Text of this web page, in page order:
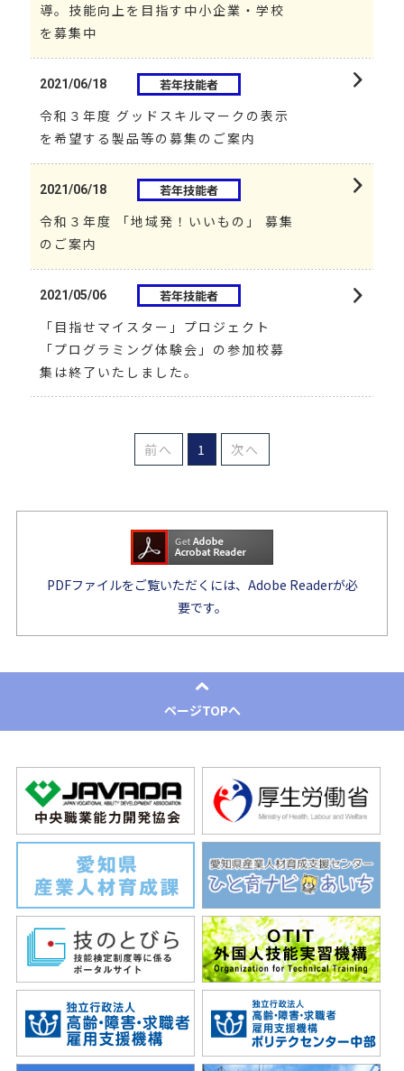
導。技能向上を目指す中小企業・学校
を募集中
2021/06/18 若年技能者
令和３年度 グッドスキルマークの表示
を希望する製品等の募集のご案内
2021/06/18 若年技能者
令和３年度 「地域発！いいもの」 募集
のご案内
2021/05/06 若年技能者
「目指せマイスター」プロジェクト
「プログラミング体験会」の参加校募
集は終了いたしました。
前へ 1 次へ
PDFファイルをご覧いただくには、Adobe Readerが必
要です。
ページTOPへ